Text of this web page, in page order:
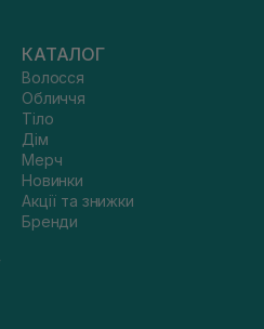
КАТАЛОГ
Волосся
Обличчя
Тіло
Дім
Мерч
Новинки
Акції та знижки
Бренди